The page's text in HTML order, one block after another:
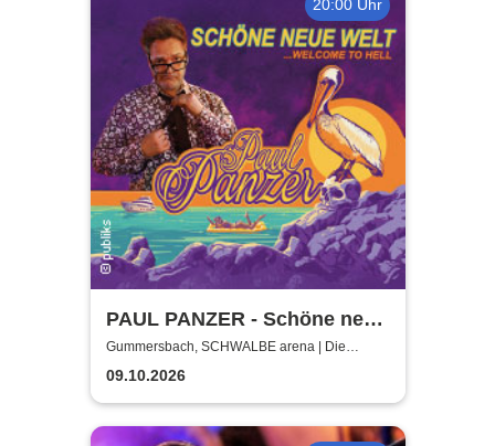
20:00 Uhr
PAUL PANZER - Schöne neue
Welt - welcome to hell
Gummersbach, SCHWALBE arena | Die
Schwalbe Arena Gummersbach
09.10.2026